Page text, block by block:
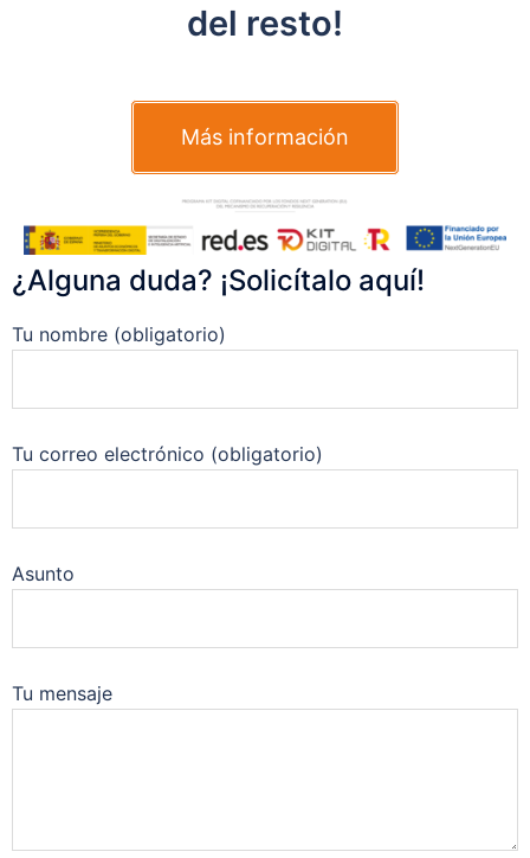
del resto!
Más información
¿Alguna duda? ¡Solicítalo aquí!
Tu nombre (obligatorio)
Tu correo electrónico (obligatorio)
Asunto
Tu mensaje